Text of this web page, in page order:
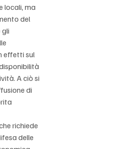
locali, ma
del
effetti sul
A ciò si
di
richiede
delle